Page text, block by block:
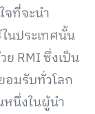
จที่จะนำ
นประเทศนั้น
RMI ซึ่งเป็น
อมรับทั่วโลก
หนึ่งในผู้นำ